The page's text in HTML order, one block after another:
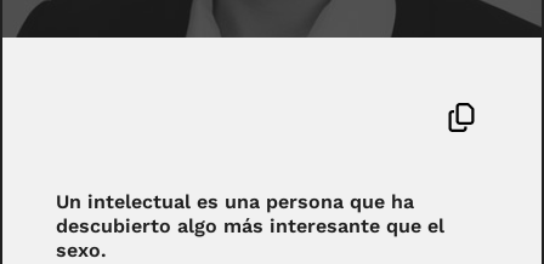
Un intelectual es una persona que ha
descubierto algo más interesante que el
sexo.